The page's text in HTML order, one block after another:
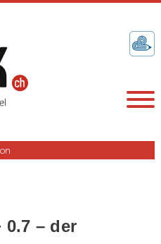
– der